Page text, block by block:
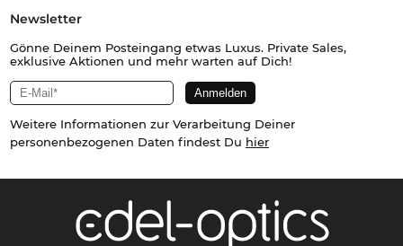
Newsletter
Gönne Deinem Posteingang etwas Luxus. Private Sales,
exklusive Aktionen und mehr warten auf Dich!
Weitere Informationen zur Verarbeitung Deiner
personenbezogenen Daten findest Du hier